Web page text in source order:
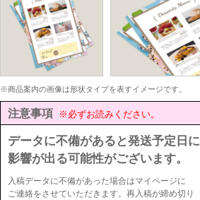
※商品案内の画像は形状タイプを表すイメージです。
注意事項 ※必ずお読みください。
データに不備があると発送予定日に
影響が出る可能性がございます。
入稿データに不備があった場合はマイページに
ご連絡をさせていただきます。再入稿が締め切り